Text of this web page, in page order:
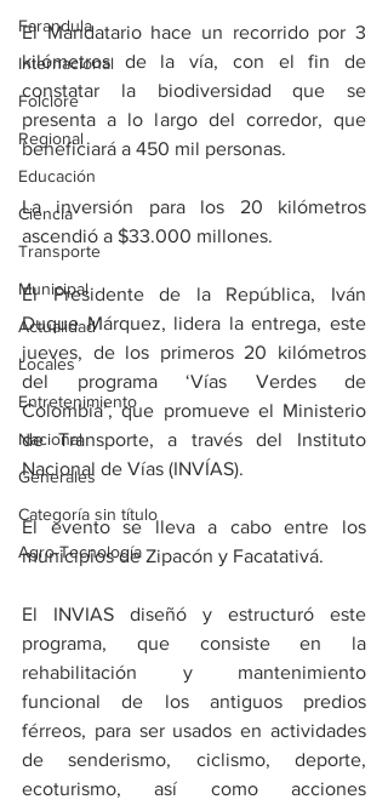
Farandula
Internacional
Folclore
Regional
Educación
Ciencia
Transporte
Municipal
Actualidad
Locales
Entretenimiento
Nacional
Generales
Categoría sin título
Agro-Tecnología
El Mandatario hace un recorrido por 3
kilómetros de la vía, con el fin de
constatar la biodiversidad que se
presenta a lo largo del corredor, que
beneficiará a 450 mil personas.
La inversión para los 20 kilómetros
ascendió a $33.000 millones.
El Presidente de la República, Iván
Duque Márquez, lidera la entrega, este
jueves, de los primeros 20 kilómetros
del programa ‘Vías Verdes de
Colombia’, que promueve el Ministerio
de Transporte, a través del Instituto
Nacional de Vías (INVÍAS).
El evento se lleva a cabo entre los
municipios de Zipacón y Facatativá.
El INVIAS diseñó y estructuró este
programa, que consiste en la
rehabilitación y mantenimiento
funcional de los antiguos predios
férreos, para ser usados en actividades
de senderismo, ciclismo, deporte,
ecoturismo, así como acciones